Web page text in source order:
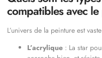
compatibles avec
L’univers de la peinture est
L’acrylique : La star